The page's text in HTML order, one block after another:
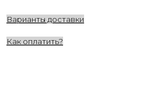
Варианты доставки
Как оплатить?